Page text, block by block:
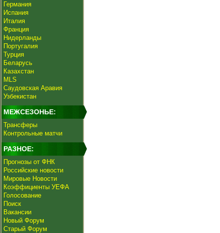
Германия
Испания
Италия
Франция
Нидерланды
Португалия
Турция
Беларусь
Казахстан
MLS
Саудовская Аравия
Узбекистан
МЕЖСЕЗОНЬЕ:
Трансферы
Контрольные матчи
РАЗНОЕ:
Прогнозы от ФНК
Российские новости
Мировые Новости
Коэффициенты УЕФА
Голосование
Поиск
Вакансии
Новый Форум
Старый Форум